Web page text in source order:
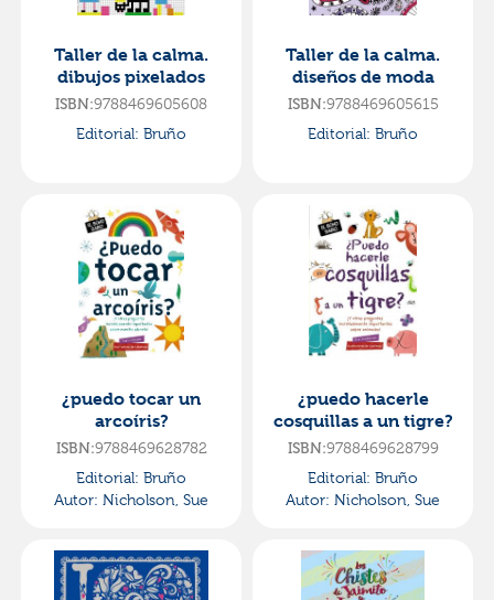
Taller de la calma.
dibujos pixelados
ISBN:9788469605608
Editorial: Bruño
Taller de la calma.
diseños de moda
ISBN:9788469605615
Editorial: Bruño
¿puedo tocar un
arcoíris?
ISBN:9788469628782
Editorial: Bruño
Autor: Nicholson, Sue
¿puedo hacerle
cosquillas a un tigre?
ISBN:9788469628799
Editorial: Bruño
Autor: Nicholson, Sue